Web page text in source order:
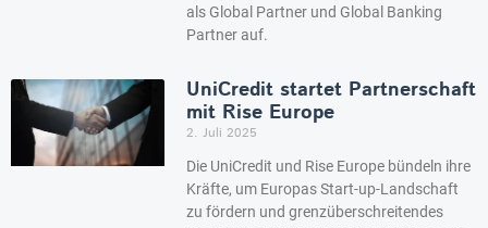
als Global Partner und Global Banking
Partner auf.
UniCredit startet Partnerschaft
mit Rise Europe
2. Juli 2025
Die UniCredit und Rise Europe bündeln ihre
Kräfte, um Europas Start-up-Landschaft
zu fördern und grenzüberschreitendes